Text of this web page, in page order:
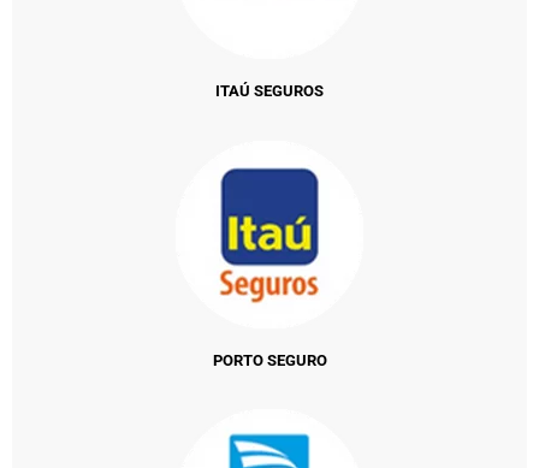
ITAÚ SEGUROS
PORTO SEGURO